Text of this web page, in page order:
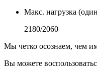
Макс. нагрузка
2180/2060
Мы четко осознаем, чем
Вы можете